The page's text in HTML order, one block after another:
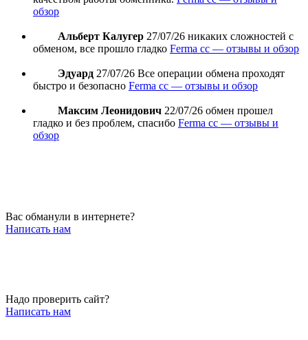
обзор
Альберт Калугер 27/07/26 никаких сложностей с
обменом, все прошло гладко Ferma cc — отзывы и обзор
Эдуард 27/07/26 Все операции обмена проходят
быстро и безопасно Ferma cc — отзывы и обзор
Максим Леонидович 22/07/26 обмен прошел
гладко и без проблем, спасибо Ferma cc — отзывы и
обзор
Вас обманули в интернете?
Написать нам
Надо проверить сайт?
Написать нам